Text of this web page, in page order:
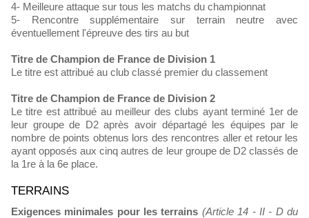
4- Meilleure attaque sur tous les matchs du championnat
5- Rencontre supplémentaire sur terrain neutre avec
éventuellement l'épreuve des tirs au but
Titre de Champion de France de Division 1
Le titre est attribué au club classé premier du classement
Titre de Champion de France de Division 2
Le titre est attribué au meilleur des clubs ayant terminé 1er de
leur groupe de D2 après avoir départagé les équipes par le
nombre de points obtenus lors des rencontres aller et retour les
ayant opposés aux cinq autres de leur groupe de D2 classés de
la 1re à la 6e place.
TERRAINS
Exigences minimales pour les terrains (Article 14 - II - D du